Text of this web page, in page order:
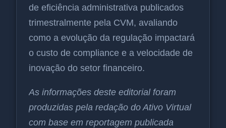
de eficiência administrativa publicados
trimestralmente pela CVM, avaliando
como a evolução da regulação impactará
o custo de compliance e a velocidade de
inovação do setor financeiro.
As informações deste editorial foram
produzidas pela redação do Ativo Virtual
com base em reportagem publicada